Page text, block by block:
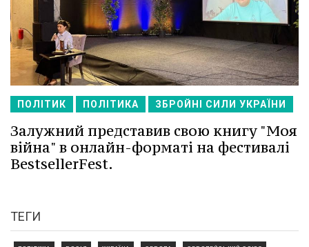
ПОЛІТИК ПОЛІТИКА ЗБРОЙНІ СИЛИ УКРАЇНИ
Залужний представив свою книгу "Моя
війна" в онлайн-форматі на фестивалі
BestsellerFest.
ТЕГИ